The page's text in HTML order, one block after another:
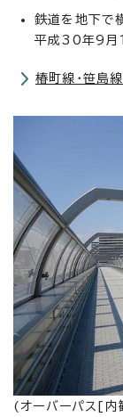
鉄道を地下で
平成30年9月
椿町線・笹島
(オーバーパス[